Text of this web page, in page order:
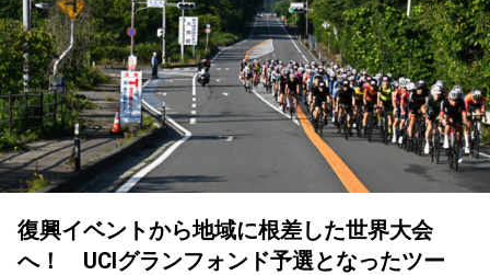
復興イベントから地域に根差した世界大会
へ！ UCIグランフォンド予選となったツー